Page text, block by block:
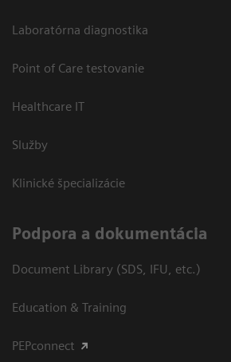
Laboratórna diagnostika
Point of Care testovanie
Healthcare IT
Služby
Klinické špecializácie
Podpora a dokumentácia
Document Library (SDS, IFU, etc.)
Education & Training
PEPconnect